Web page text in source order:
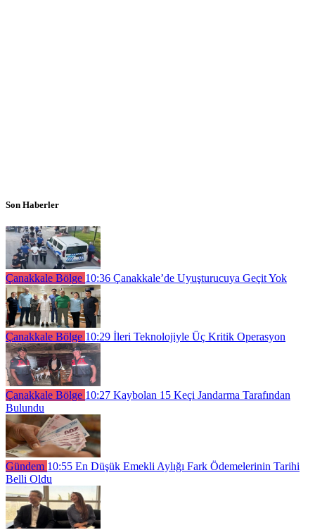
Son Haberler
Çanakkale Bölge 10:36 Çanakkale’de Uyuşturucuya Geçit Yok
Çanakkale Bölge 10:29 İleri Teknolojiyle Üç Kritik Operasyon
Çanakkale Bölge 10:27 Kaybolan 15 Keçi Jandarma Tarafından
Bulundu
Gündem 10:55 En Düşük Emekli Aylığı Fark Ödemelerinin Tarihi
Belli Oldu